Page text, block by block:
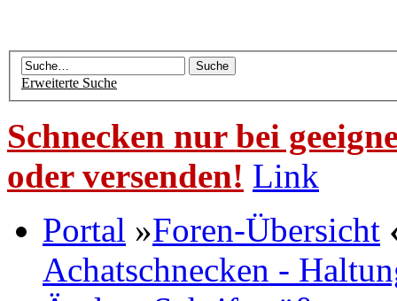
Erweiterte Suche
Schnecken nur bei
oder versenden! Link
Portal »Foren-Übersicht
Achatschnecken -